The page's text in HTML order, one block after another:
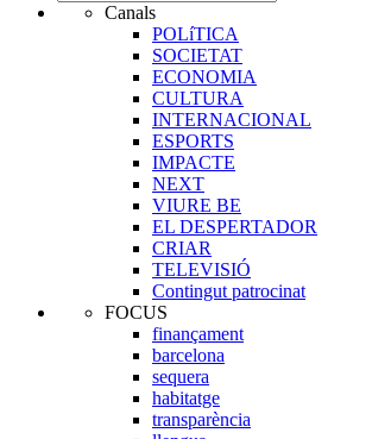
Canals
POLíTICA
SOCIETAT
ECONOMIA
CULTURA
INTERNACIONAL
ESPORTS
IMPACTE
NEXT
VIURE BE
EL DESPERTADOR
CRIAR
TELEVISIÓ
Contingut patrocinat
FOCUS
finançament
barcelona
sequera
habitatge
transparència